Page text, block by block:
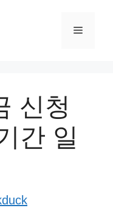
Menu
신청
간 일